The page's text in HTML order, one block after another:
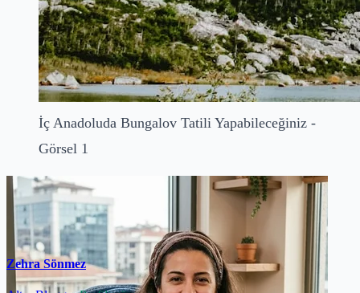
İç Anadoluda Bungalov Tatili Yapabileceğiniz -
Görsel 1
Zehra Sönmez